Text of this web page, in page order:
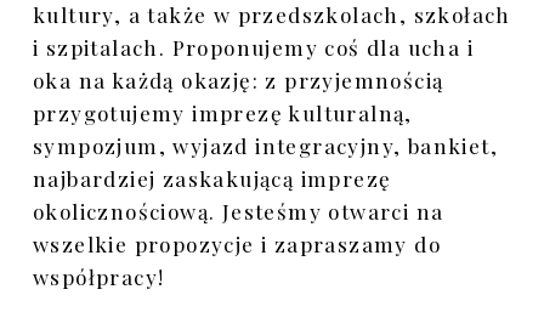
kultury, a także w przedszkolach, szkołach
i szpitalach. Proponujemy coś dla ucha i
oka na każdą okazję: z przyjemnością
przygotujemy imprezę kulturalną,
sympozjum, wyjazd integracyjny, bankiet,
najbardziej zaskakującą imprezę
okolicznościową. Jesteśmy otwarci na
wszelkie propozycje i zapraszamy do
współpracy!